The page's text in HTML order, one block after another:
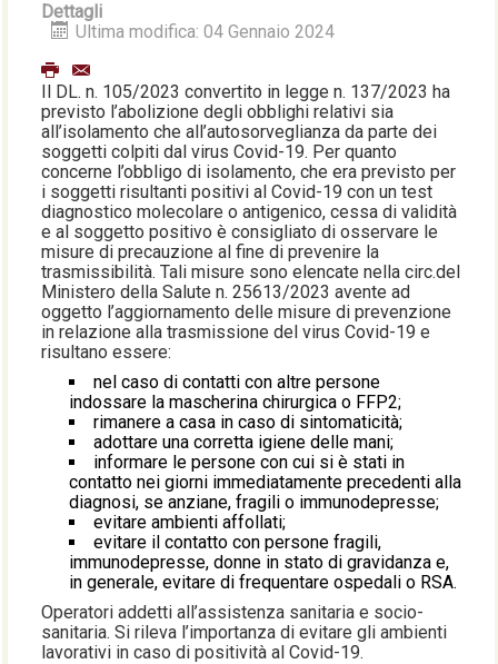
Dettagli
Ultima modifica: 04 Gennaio 2024
Il DL. n. 105/2023 convertito in legge n. 137/2023 ha
previsto l’abolizione degli obblighi relativi sia
all’isolamento che all’autosorveglianza da parte dei
soggetti colpiti dal virus Covid-19. Per quanto
concerne l’obbligo di isolamento, che era previsto per
i soggetti risultanti positivi al Covid-19 con un test
diagnostico molecolare o antigenico, cessa di validità
e al soggetto positivo è consigliato di osservare le
misure di precauzione al fine di prevenire la
trasmissibilità. Tali misure sono elencate nella circ.del
Ministero della Salute n. 25613/2023 avente ad
oggetto l’aggiornamento delle misure di prevenzione
in relazione alla trasmissione del virus Covid-19 e
risultano essere:
nel caso di contatti con altre persone
indossare la mascherina chirurgica o FFP2;
rimanere a casa in caso di sintomaticità;
adottare una corretta igiene delle mani;
informare le persone con cui si è stati in
contatto nei giorni immediatamente precedenti alla
diagnosi, se anziane, fragili o immunodepresse;
evitare ambienti affollati;
evitare il contatto con persone fragili,
immunodepresse, donne in stato di gravidanza e,
in generale, evitare di frequentare ospedali o RSA.
Operatori addetti all’assistenza sanitaria e socio-
sanitaria. Si rileva l’importanza di evitare gli ambienti
lavorativi in caso di positività al Covid-19.